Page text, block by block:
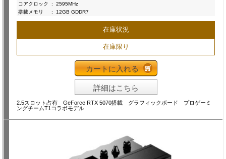
コアクロック
:
2595MHz
搭載メモリ
: 12GB GDDR7
在庫状況
在庫限り
カートに入れる
詳細はこちら
2.5スロット占有 GeForce RTX 5070搭載 グラフィックボード プロゲーミ
ングチームT1コラボモデル